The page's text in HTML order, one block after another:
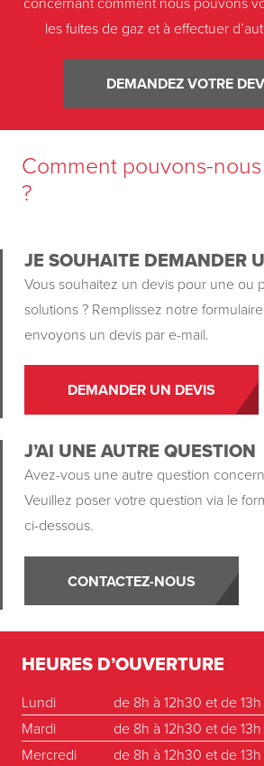
les fuites de gaz et à effectuer
DEMANDEZ VOTRE
Comment pouvons-
?
JE SOUHAITE DEMANDER
Vous souhaitez un devis pour une ou
solutions ? Remplissez notre
envoyons un devis par e-mail.
DEMANDER UN DEVIS
J’AI UNE AUTRE QUESTION
Avez-vous une autre question
Veuillez poser votre question via le
ci-dessous.
CONTACTEZ-NOUS
HEURES D’OUVERTURE
Lundi
de 8h à 12h30 et de 13h
Mardi
de 8h à 12h30 et de 13h
Mercredi
de 8h à 12h30 et de 13h